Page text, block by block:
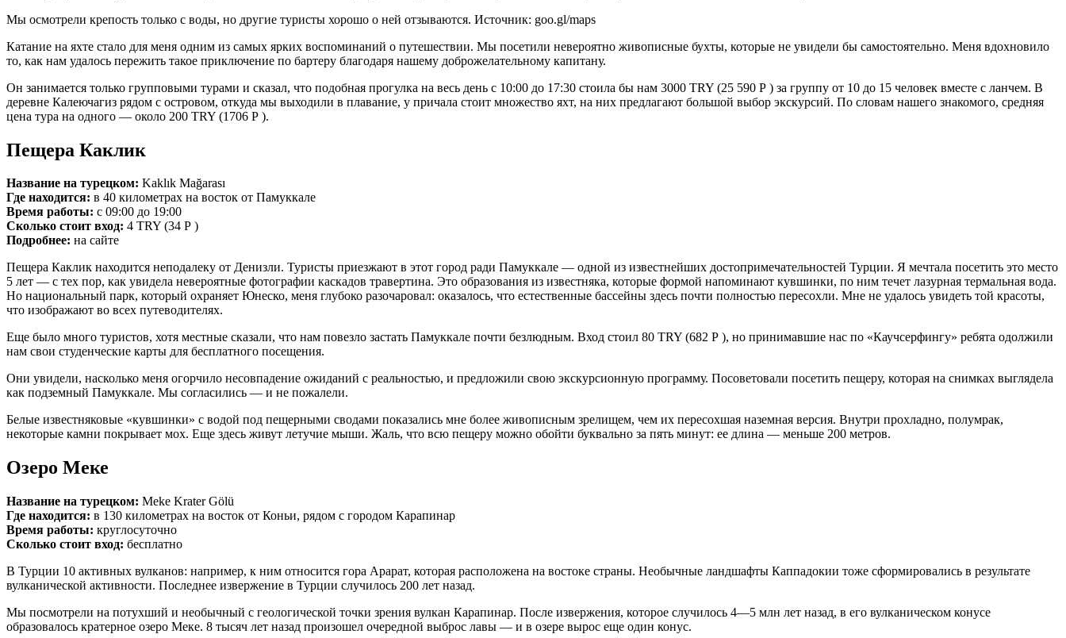
Мы осмотрели крепость только с воды, но другие туристы хорошо о ней отзываются. Источник: goo.gl/maps
Катание на яхте стало для меня одним из самых ярких воспоминаний о путешествии. Мы посетили невероятно живописные бухты, которые не увидели бы самостоятельно. Меня вдохновило
то, как нам удалось пережить такое приключение по бартеру благодаря нашему доброжелательному капитану.
Он занимается только групповыми турами и сказал, что подобная прогулка на весь день с 10:00 до 17:30 стоила бы нам 3000 TRY (25 590 Р ) за группу от 10 до 15 человек вместе с ланчем. В
деревне Калеючагиз рядом с островом, откуда мы выходили в плавание, у причала стоит множество яхт, на них предлагают большой выбор экскурсий. По словам нашего знакомого, средняя
цена тура на одного — около 200 TRY (1706 Р ).
Пещера Каклик
Название на турецком: Kaklık Mağarası
Где находится: в 40 километрах на восток от Памуккале
Время работы: с 09:00 до 19:00
Сколько стоит вход: 4 TRY (34 Р )
Подробнее: на сайте
Пещера Каклик находится неподалеку от Денизли. Туристы приезжают в этот город ради Памуккале — одной из известнейших достопримечательностей Турции. Я мечтала посетить это место
5 лет — с тех пор, как увидела невероятные фотографии каскадов травертина. Это образования из известняка, которые формой напоминают кувшинки, по ним течет лазурная термальная вода.
Но национальный парк, который охраняет Юнеско, меня глубоко разочаровал: оказалось, что естественные бассейны здесь почти полностью пересохли. Мне не удалось увидеть той красоты,
что изображают во всех путеводителях.
Еще было много туристов, хотя местные сказали, что нам повезло застать Памуккале почти безлюдным. Вход стоил 80 TRY (682 Р ), но принимавшие нас по «Каучсерфингу» ребята одолжили
нам свои студенческие карты для бесплатного посещения.
Они увидели, насколько меня огорчило несовпадение ожиданий с реальностью, и предложили свою экскурсионную программу. Посоветовали посетить пещеру, которая на снимках выглядела
как подземный Памуккале. Мы согласились — и не пожалели.
Белые известняковые «кувшинки» с водой под пещерными сводами показались мне более живописным зрелищем, чем их пересохшая наземная версия. Внутри прохладно, полумрак,
некоторые камни покрывает мох. Еще здесь живут летучие мыши. Жаль, что всю пещеру можно обойти буквально за пять минут: ее длина — меньше 200 метров.
Озеро Меке
Название на турецком: Meke Krater Gölü
Где находится: в 130 километрах на восток от Коньи, рядом с городом Карапинар
Время работы: круглосуточно
Сколько стоит вход: бесплатно
В Турции 10 активных вулканов: например, к ним относится гора Арарат, которая расположена на востоке страны. Необычные ландшафты Каппадокии тоже сформировались в результате
вулканической активности. Последнее извержение в Турции случилось 200 лет назад.
Мы посмотрели на потухший и необычный с геологической точки зрения вулкан Карапинар. После извержения, которое случилось 4—5 млн лет назад, в его вулканическом конусе
образовалось кратерное озеро Меке. 8 тысяч лет назад произошел очередной выброс лавы — и в озере вырос еще один конус.